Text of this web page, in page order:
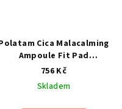
Cica Malacalming
Ampoule Fit Pad
150ml/100ks- hydratační a
zklidňující tamponky
756 Kč
Skladem